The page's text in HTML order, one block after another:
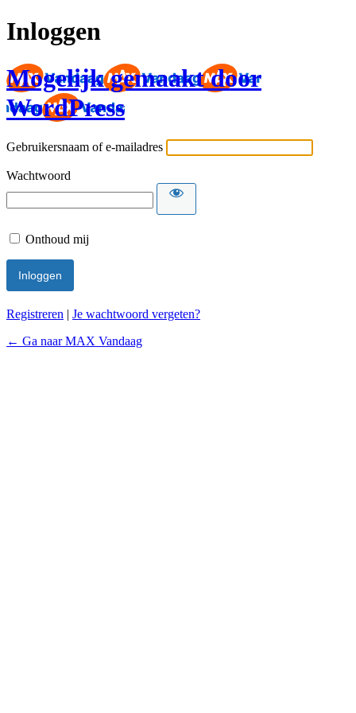
Inloggen
Mogelijk gemaakt door
WordPress
Gebruikersnaam of e-mailadres
Wachtwoord
Onthoud mij
Registreren | Je wachtwoord vergeten?
← Ga naar MAX Vandaag